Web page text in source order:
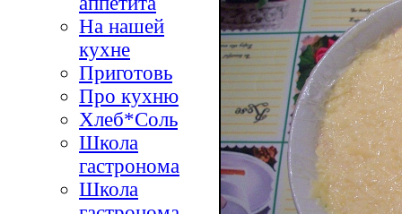
На нашей
кухне
Приготовь
Про кухню
Хлеб*Соль
Школа
гастронома
Школа